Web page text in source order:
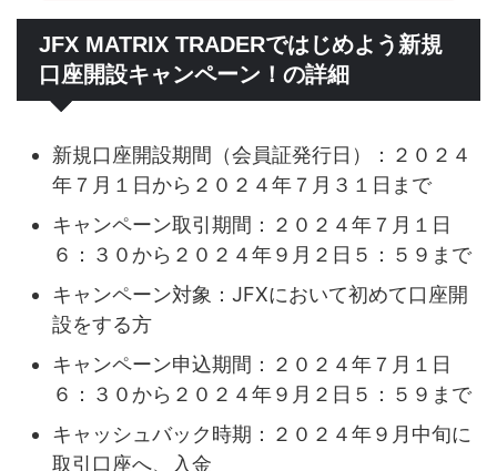
JFX MATRIX TRADERではじめよう新規
口座開設キャンペーン！の詳細
新規口座開設期間（会員証発行日）：２０２４
年７月１日から２０２４年７月３１日まで
キャンペーン取引期間：２０２４年７月１日
６：３０から２０２４年９月２日５：５９まで
キャンペーン対象：JFXにおいて初めて口座開
設をする方
キャンペーン申込期間：２０２４年７月１日
６：３０から２０２４年９月２日５：５９まで
キャッシュバック時期：２０２４年９月中旬に
取引口座へ、入金